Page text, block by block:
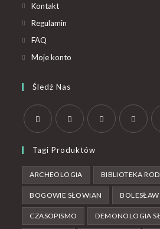
Kontakt
Regulamin
FAQ
Moje konto
Śledź Nas
Tagi Produktów
ARCHEOLOGIA BIBLIOTEKA
BOGOWIE SŁOWIAN
CZASOPISMO DEMONOLOGIA